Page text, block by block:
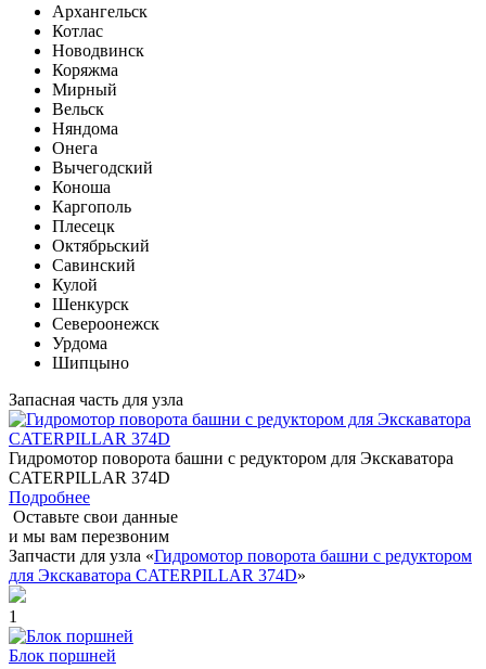
Архангельск
Котлас
Новодвинск
Коряжма
Мирный
Вельск
Няндома
Онега
Вычегодский
Коноша
Каргополь
Плесецк
Октябрьский
Савинский
Кулой
Шенкурск
Североонежск
Урдома
Шипцыно
Запасная часть для узла
Гидромотор поворота башни с редуктором для Экскаватора
CATERPILLAR 374D
Подробнее
Оставьте свои данные
и мы вам перезвоним
Запчасти для узла «Гидромотор поворота башни с редуктором
для Экскаватора CATERPILLAR 374D»
1
Блок поршней